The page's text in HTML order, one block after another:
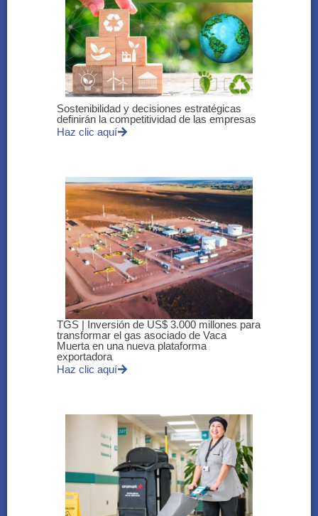
Sostenibilidad y decisiones estratégicas
definirán la competitividad de las empresas
Haz clic aquí
TGS | Inversión de US$ 3.000 millones para
transformar el gas asociado de Vaca
Muerta en una nueva plataforma
exportadora
Haz clic aquí